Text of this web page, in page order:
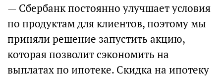
— Сбербанк постоянно улучшает условия
по продуктам для клиентов, поэтому мы
приняли решение запустить акцию,
которая позволит сэкономить на
выплатах по ипотеке. Скидка на ипотеку